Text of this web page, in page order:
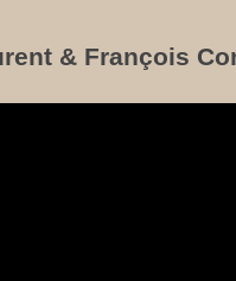
& François